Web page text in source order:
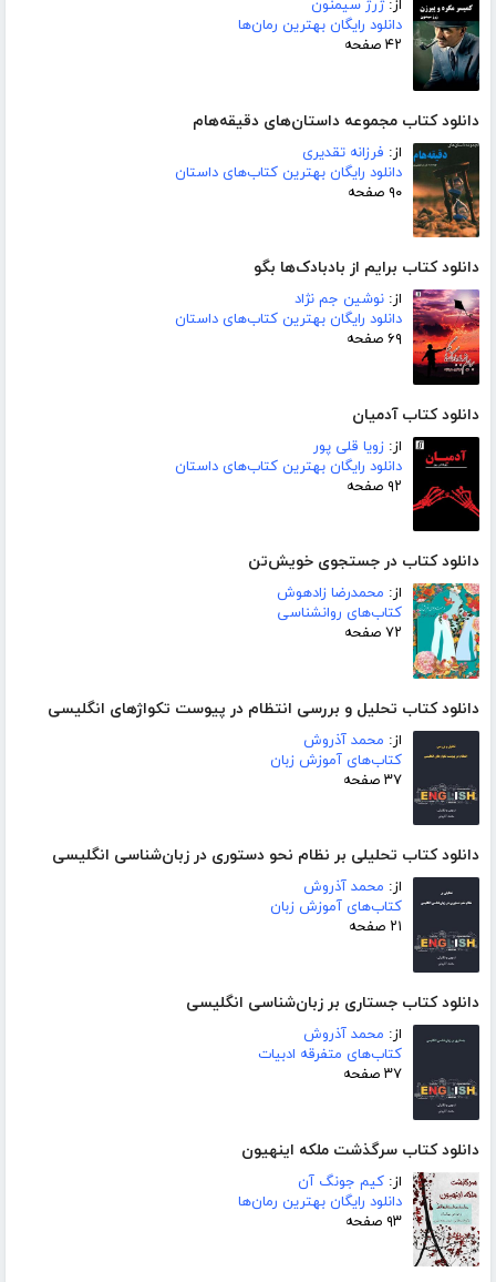
از:ژرژ سیمنون
دانلود رایگان بهترین رمان‌ها
۴۲ صفحه
دانلود کتاب مجموعه داستان‌های دقیقه‌هام
از: فرزانه تقدیری
دانلود رایگان بهترین کتاب‌های داستان
۹۰ صفحه
دانلود کتاب برایم از بادبادک‌ها بگو
از: نوشین جم نژاد
دانلود رایگان بهترین کتاب‌های داستان
۶۹ صفحه
دانلود کتاب آدمیان
از: زویا قلی پور
دانلود رایگان بهترین کتاب‌های داستان
۹۲ صفحه
دانلود کتاب در جستجوی خویش‌تن
از: محمدرضا زادهوش
کتاب‌های روانشناسی
۷۲ صفحه
دانلود کتاب تحلیل و بررسی انتظام در پیوست تکواژهای انگلیسی
از: محمد آذروش
کتاب‌های آموزش زبان
۳۷ صفحه
دانلود کتاب تحلیلی بر نظام نحو دستوری در زبان‌شناسی انگلیسی
از: محمد آذروش
کتاب‌های آموزش زبان
۲۱ صفحه
دانلود کتاب جستاری بر زبان‌شناسی انگلیسی
از: محمد آذروش
کتاب‌های متفرقه ادبیات
۳۷ صفحه
دانلود کتاب سرگذشت ملکه اینهیون
از: کیم جونگ آن
دانلود رایگان بهترین رمان‌ها
۹۳ صفحه